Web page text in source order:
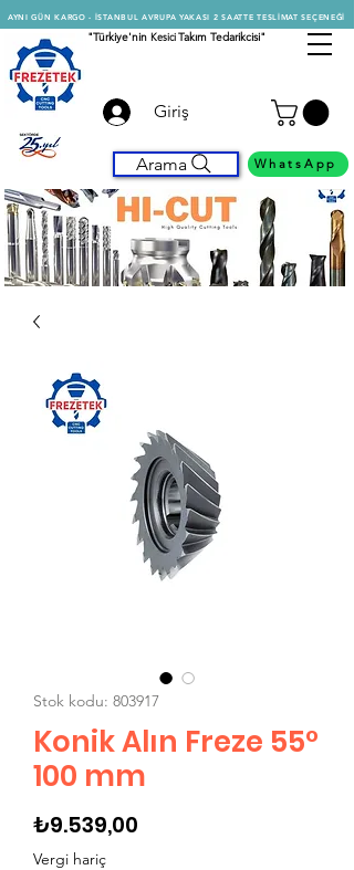
AYNI GÜN KARGO - İSTANBUL AVRUPA YAKASI 2 SAATTE TESLİMAT SEÇENEĞİ
"Türkiye'nin KesiciTakım Tedarikcisi"
Giriş
Arama WhatsApp
Stok kodu: 803917
Konik Alın Freze 55°
100 mm
₺9.539,00
Vergi hariç